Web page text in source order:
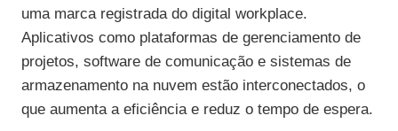
uma marca registrada do digital workplace.
Aplicativos como plataformas de gerenciamento de
projetos, software de comunicação e sistemas de
armazenamento na nuvem estão interconectados, o
que aumenta a eficiência e reduz o tempo de espera.